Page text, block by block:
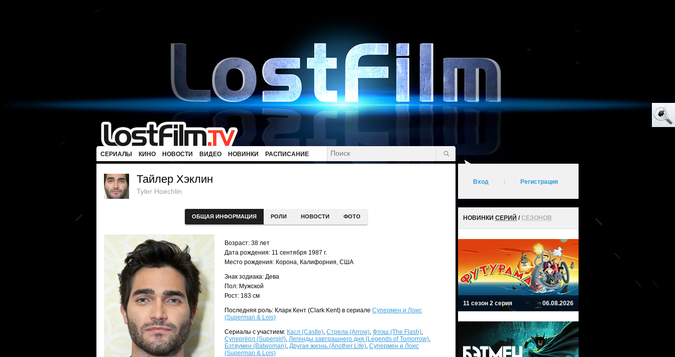
СЕРИАЛЫ КИНО НОВОСТИ ВИДЕО НОВИНКИ РАСПИСАНИЕ
Тайлер Хэклин
Tyler Hoechlin
ОБЩАЯ ИНФОРМАЦИЯ РОЛИ НОВОСТИ ФОТО
Возраст: 38 лет
Дата рождения: 11 сентября 1987 г.
Место рождения: Корона, Калифорния, США
Знак зодиака: Дева
Пол: Мужской
Рост: 183 см
Последняя роль: Кларк Кент (Clark Kent) в сериале Супермен и Лоис
(Superman & Lois)
Сериалы с участием: Касл (Castle), Стрела (Arrow), Флэш (The Flash),
Супергёрл (Supergirl), Легенды завтрашнего дня (Legends of Tomorrow),
Бэтвумен (Batwoman), Другая жизнь (Another Life), Супермен и Лоис
(Superman & Lois)
Вход Регистрация
НОВИНКИ СЕРИЙ /СЕЗОНОВ
11 сезон 2 серия 06.08.2026